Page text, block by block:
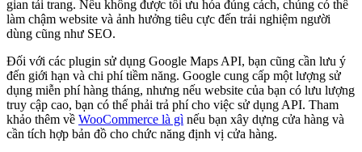
gian tải trang. Nếu không được tối ưu hóa đúng cách, chúng có thể
làm chậm website và ảnh hưởng tiêu cực đến trải nghiệm người
dùng cũng như SEO.
Đối với các plugin sử dụng Google Maps API, bạn cũng cần lưu ý
đến giới hạn và chi phí tiềm năng. Google cung cấp một lượng sử
dụng miễn phí hàng tháng, nhưng nếu website của bạn có lưu lượng
truy cập cao, bạn có thể phải trả phí cho việc sử dụng API. Tham
khảo thêm về WooCommerce là gì nếu bạn xây dựng cửa hàng và
cần tích hợp bản đồ cho chức năng định vị cửa hàng.